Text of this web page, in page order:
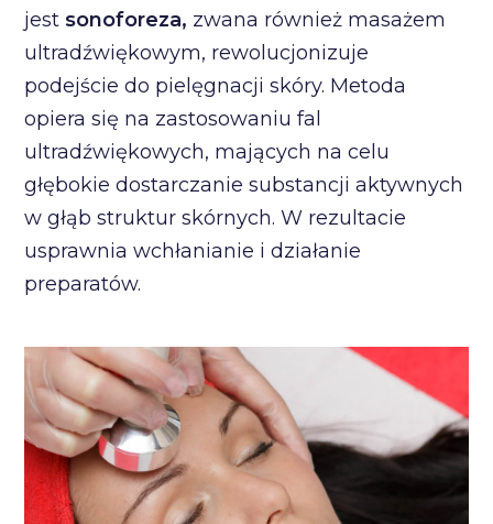
jestsonoforeza, zwana również masażem
ultradźwiękowym, rewolucjonizuje
podejście do pielęgnacji skóry. Metoda
opiera się na zastosowaniu fal
ultradźwiękowych, mających na celu
głębokie dostarczanie substancji aktywnych
w głąb struktur skórnych. W rezultacie
usprawnia wchłanianie i działanie
preparatów.